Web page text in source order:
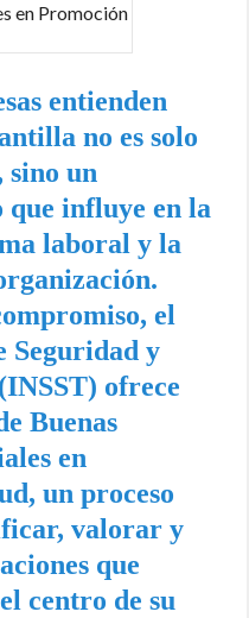
entienden
no es solo
sino un
que influye en la
laboral y la
el
Seguridad y
ofrece
Buenas
en
un proceso
valorar y
que
centro de su